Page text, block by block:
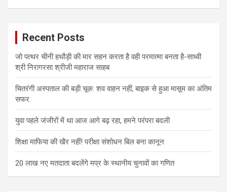
Recent Posts
जो पत्थर चीनी हथौड़ी की मार सहन करता है वही परमात्मा बनता है-साध्वी
श्री निरागरसा श्रीजी महाराज साहब
चितरंगी अस्पताल की बड़ी चूक: शव वाहन नहीं, बाइक से हुआ मासूम का अंतिम
सफर.
युवा पहले जंजीरों में था आज आगे बढ़ रहा, हमने परंपरा बदली
शिक्षा माफिया की खैर नहीं! परीक्षा संशोधन बिल बना कानून
20 लाख नए मतदाता बदलेंगे मप्र के स्थानीय चुनावों का गणित